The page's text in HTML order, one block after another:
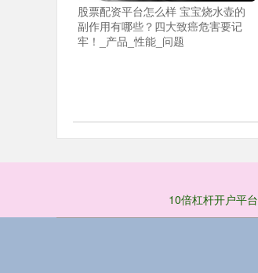
股票配资平台怎么样 宝宝烧水壶的
副作用有哪些？四大致癌危害要记
牢！_产品_性能_问题
10倍杠杆开户平台